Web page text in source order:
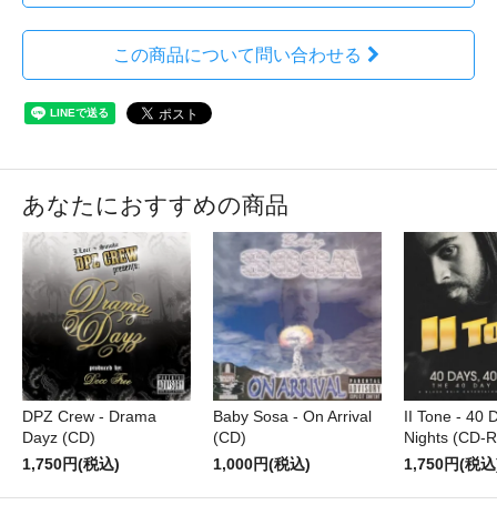
この商品について問い合わせる
あなたにおすすめの商品
DPZ Crew - Drama
Dayz (CD)
1,750円(税込)
Baby Sosa - On Arrival
(CD)
1,000円(税込)
II Tone - 40
Nights (CD-
1,750円(税